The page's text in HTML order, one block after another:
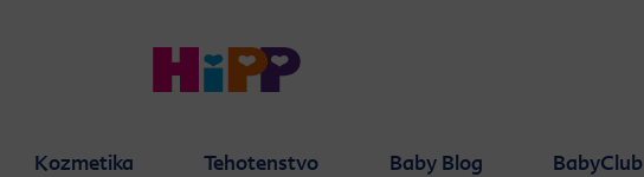
Kozmetika Tehotenstvo Baby Blog BabyClub